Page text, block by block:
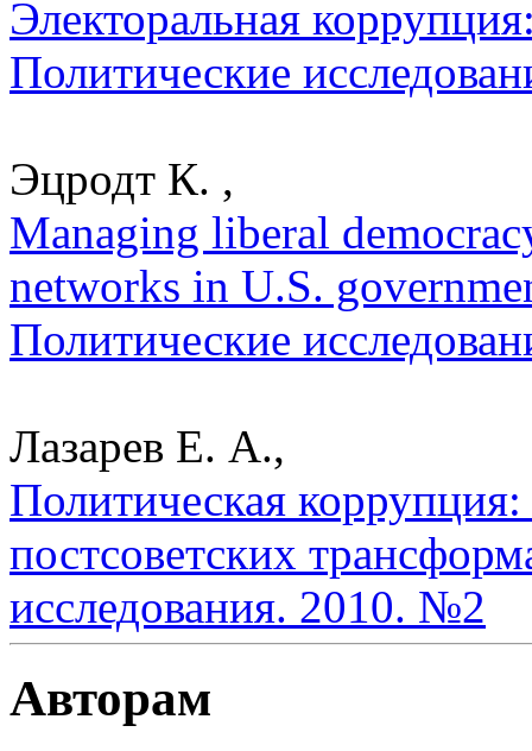
Электоральная
Политические
Эцродт К. ,
Managing liberal
networks in U.S.
Политические
Лазарев Е. А.,
Политическая
постсоветских
исследования. 2010. №2
Авторам